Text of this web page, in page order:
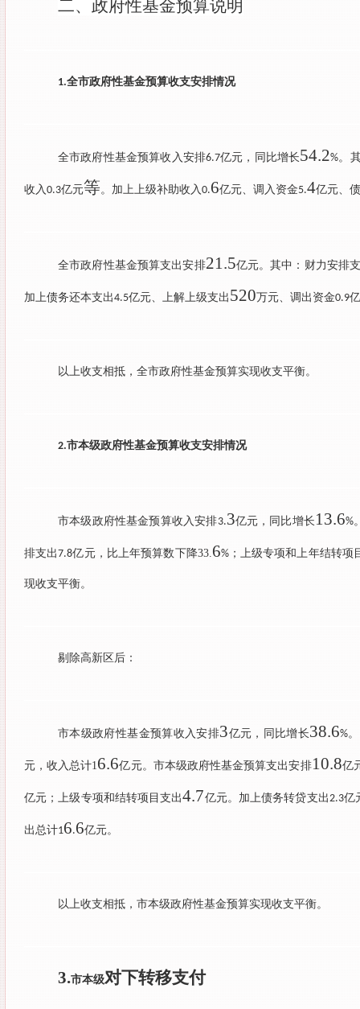
二、 政府性基金预算说明
1.全市政府性基金预算收支安排情况
全市政府性基金预算收入安排6.7亿元，同比增长54.2%。
收入0.3亿元等。加上上级补助收入0.6亿元、调入资金5.4亿元、
全市政府性基金预算支出安排21.5亿元。其中：财力安排
加上债务还本支出4.5亿元、上解上级支出 520万元、调出资金0.9
以上收支相抵，全市政府性基金预算实现收支平衡。
2.市本级政府性基金预算收支安排情况
市本级政府性基金预算收入安排3.3亿元，同比增长 13.6%
排支出7.8亿元，比上年预算数下降33.6%；上级专项和上年结转项
现收支平衡。
剔除高新区后：
市本级政府性基金预算收入安排3亿元，同比增长38.6%
元，收入总计16.6亿元。市本级政府性基金预算支出安排10.8亿
亿元；上级专项和结转项目支出4.7亿元。加上债务转贷支出2.3亿
出总计16.6亿元。
以上收支相抵，市本级政府性基金预算实现收支平衡。
3.市本级对下转移支付